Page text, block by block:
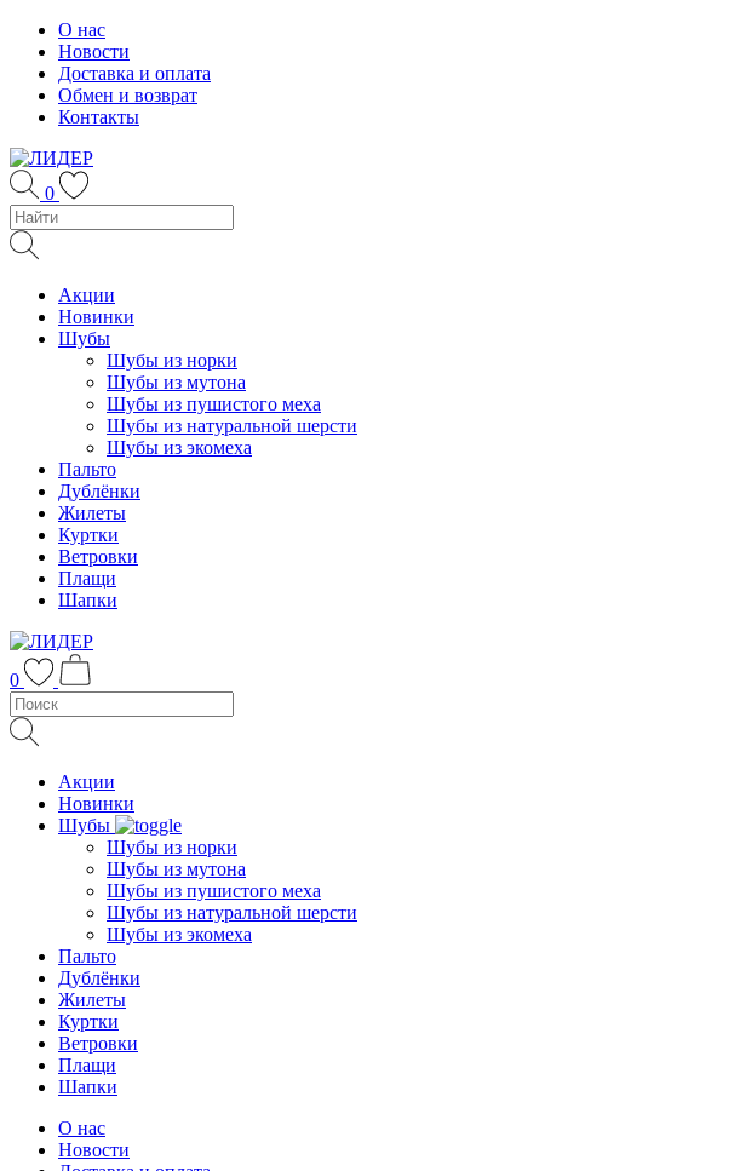
Skip
content
О нас
Новости
Доставка и оплата
Обмен и возврат
Контакты
0
Акции
Новинки
Шубы
Шубы из норки
Шубы из мутона
Шубы из пушистого меха
Шубы из натуральной шерсти
Шубы из экомеха
Пальто
Дублёнки
Жилеты
Куртки
Ветровки
Плащи
Шапки
0
Акции
Новинки
Шубы
Шубы из норки
Шубы из мутона
Шубы из пушистого меха
Шубы из натуральной шерсти
Шубы из экомеха
Пальто
Дублёнки
Жилеты
Куртки
Ветровки
Плащи
Шапки
О нас
Новости